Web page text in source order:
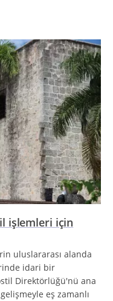
işlemleri için
uluslararası alanda
idari bir
Direktörlüğü'nü ana
eş zamanlı